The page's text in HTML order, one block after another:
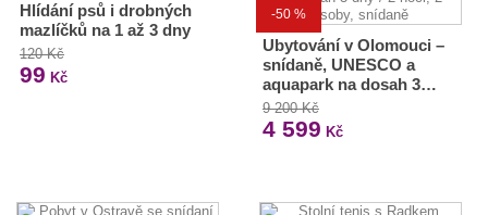
Hlídání psů i drobných
mazlíčků na 1 až 3 dny
120 Kč
99 Kč
-50 %
Ubytování v Olomouci –
snídaně, UNESCO a
aquapark na dosah 3…
9 200 Kč
4 599 Kč